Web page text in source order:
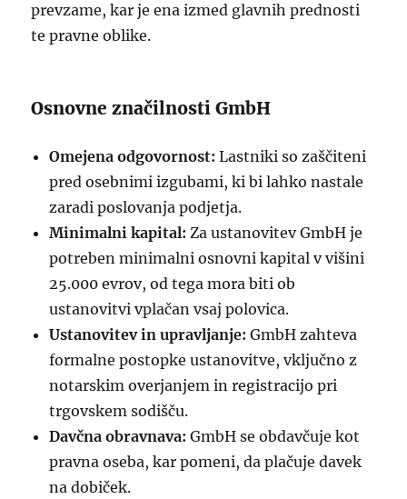
prevzame, kar je ena izmed glavnih prednosti
te pravne oblike.
Osnovne značilnosti GmbH
Omejena odgovornost: Lastniki so zaščiteni
pred osebnimi izgubami, ki bi lahko nastale
zaradi poslovanja podjetja.
Minimalni kapital: Za ustanovitev GmbH je
potreben minimalni osnovni kapital v višini
25.000 evrov, od tega mora biti ob
ustanovitvi vplačan vsaj polovica.
Ustanovitev in upravljanje: GmbH zahteva
formalne postopke ustanovitve, vključno z
notarskim overjanjem in registracijo pri
trgovskem sodišču.
Davčna obravnava: GmbH se obdavčuje kot
pravna oseba, kar pomeni, da plačuje davek
na dobiček.